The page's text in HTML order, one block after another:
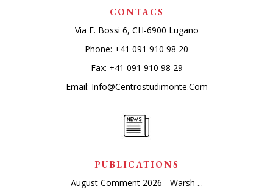
CONTACS
Via E. Bossi 6, CH-6900 Lugano
Phone: +41 091 910 98 20
Fax: +41 091 910 98 29
Email: Info@centrostudimonte.com
PUBLICATIONS
August Comment 2026 - Warsh ...